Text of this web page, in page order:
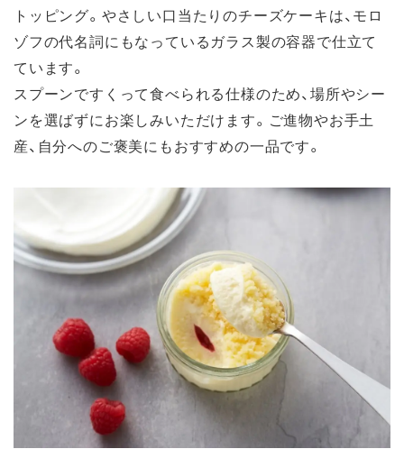
トッピング。やさしい口当たりのチーズケーキは、モロ
ゾフの代名詞にもなっているガラス製の容器で仕立て
ています。
スプーンですくって食べられる仕様のため、場所やシー
ンを選ばずにお楽しみいただけます。ご進物やお手土
産、自分へのご褒美にもおすすめの一品です。